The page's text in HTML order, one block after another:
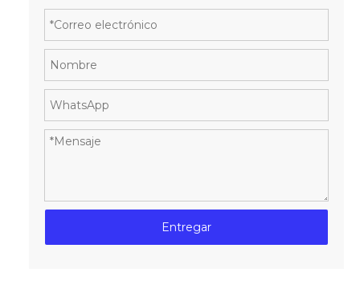
Entregar